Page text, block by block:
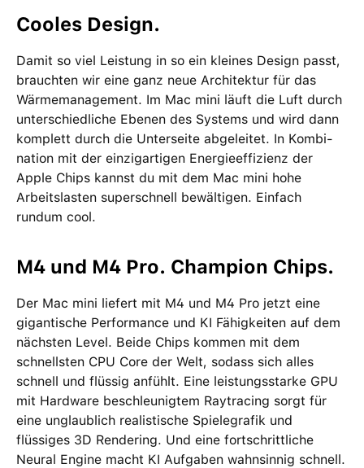
Cooles Design.
Damit so viel Leistung in so ein kleines Design passt,
brauchten wir eine ganz neue Archi­tektur für das
Wärme­management­. Im Mac mini läuft die Luft durch
unter­schied­liche Ebenen des Systems und wird dann
komplett durch die Unterseite abgeleitet. In Kombi­
nation mit der einzig­artigen Energie­effizienz der
Apple Chips kannst du mit dem Mac mini hohe
Arbeits­lasten super­schnell bewältigen. Einfach
rundum cool.
M4 und M4 Pro. Champion Chips.
Der Mac mini liefert mit M4 und M4 Pro jetzt eine
gigantische Performance und KI Fähigkeiten auf dem
nächsten Level. Beide Chips kommen mit dem
schnellsten CPU Core der Welt, sodass sich alles
schnell und flüssig anfühlt. Eine leistungsstarke GPU
mit Hardware beschleunigtem Raytracing sorgt für
eine unglaublich realistische Spiele­grafik und
flüssiges 3D Rendering. Und eine fortschrittliche
Neural Engine macht KI Aufgaben wahnsinnig schnell.